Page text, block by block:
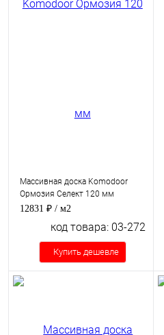
Массивная доска Komodoor
Ормозия Селект 120 мм
12831 ₽ / м2
код товара: 03-272
Купить дешевле